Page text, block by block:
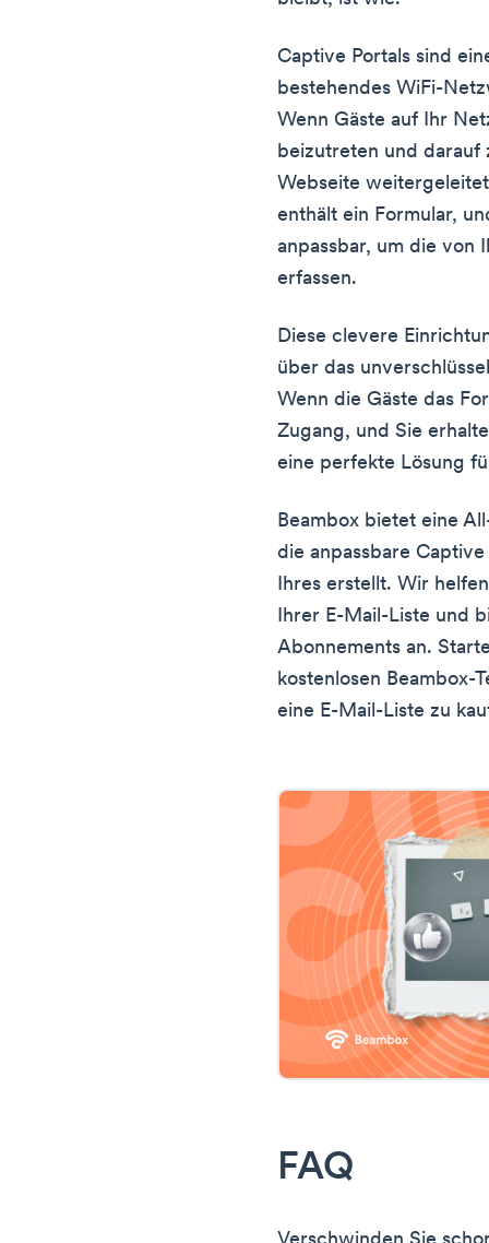
Captive Portals sind
bestehendes WiFi-
Wenn Gäste auf Ihr
beizutreten und darauf
Webseite
enthält ein Formular,
anpassbar, um die von
erfassen.
Diese clevere
über das
Wenn die Gäste das
Zugang, und Sie
eine perfekte Lösung
Beambox bietet eine
die anpassbare
Ihres erstellt. Wir
Ihrer E-Mail-Liste und
Abonnements an.
kostenlosen Beambox-
eine E-Mail-Liste zu
FAQ